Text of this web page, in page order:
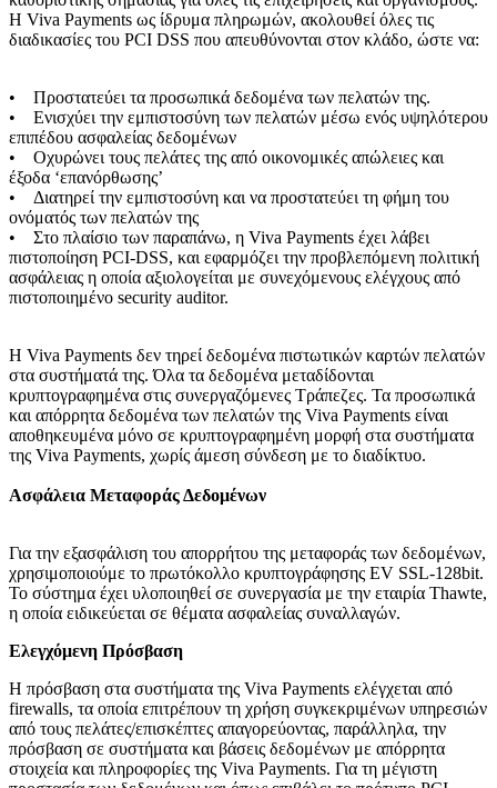
Η Viva Payments ως ίδρυμα πληρωμών, ακολουθεί όλες τις
διαδικασίες του PCI DSS που απευθύνονται στον κλάδο, ώστε να:
• Προστατεύει τα προσωπικά δεδομένα των πελατών της.
• Ενισχύει την εμπιστοσύνη των πελατών μέσω ενός υψηλότερου
επιπέδου ασφαλείας δεδομένων
• Οχυρώνει τους πελάτες της από οικονομικές απώλειες και
έξοδα ‘επανόρθωσης’
• Διατηρεί την εμπιστοσύνη και να προστατεύει τη φήμη του
ονόματός των πελατών της
• Στο πλαίσιο των παραπάνω, η Viva Payments έχει λάβει
πιστοποίηση PCI-DSS, και εφαρμόζει την προβλεπόμενη πολιτική
ασφάλειας η οποία αξιολογείται με συνεχόμενους ελέγχους από
πιστοποιημένο security auditor.
Η Viva Payments δεν τηρεί δεδομένα πιστωτικών καρτών πελατών
στα συστήματά της. Όλα τα δεδομένα μεταδίδονται
κρυπτογραφημένα στις συνεργαζόμενες Τράπεζες. Τα προσωπικά
και απόρρητα δεδομένα των πελατών της Viva Payments είναι
αποθηκευμένα μόνο σε κρυπτογραφημένη μορφή στα συστήματα
της Viva Payments, χωρίς άμεση σύνδεση με το διαδίκτυο.
Ασφάλεια Μεταφοράς Δεδομένων
Για την εξασφάλιση του απορρήτου της μεταφοράς των δεδομένων,
χρησιμοποιούμε το πρωτόκολλο κρυπτογράφησης EV SSL-128bit.
Το σύστημα έχει υλοποιηθεί σε συνεργασία με την εταιρία Thawte,
η οποία ειδικεύεται σε θέματα ασφαλείας συναλλαγών.
Ελεγχόμενη Πρόσβαση
Η πρόσβαση στα συστήματα της Viva Payments ελέγχεται από
firewalls, τα οποία επιτρέπουν τη χρήση συγκεκριμένων υπηρεσιών
από τους πελάτες/επισκέπτες απαγορεύοντας, παράλληλα, την
πρόσβαση σε συστήματα και βάσεις δεδομένων με απόρρητα
στοιχεία και πληροφορίες της Viva Payments. Για τη μέγιστη